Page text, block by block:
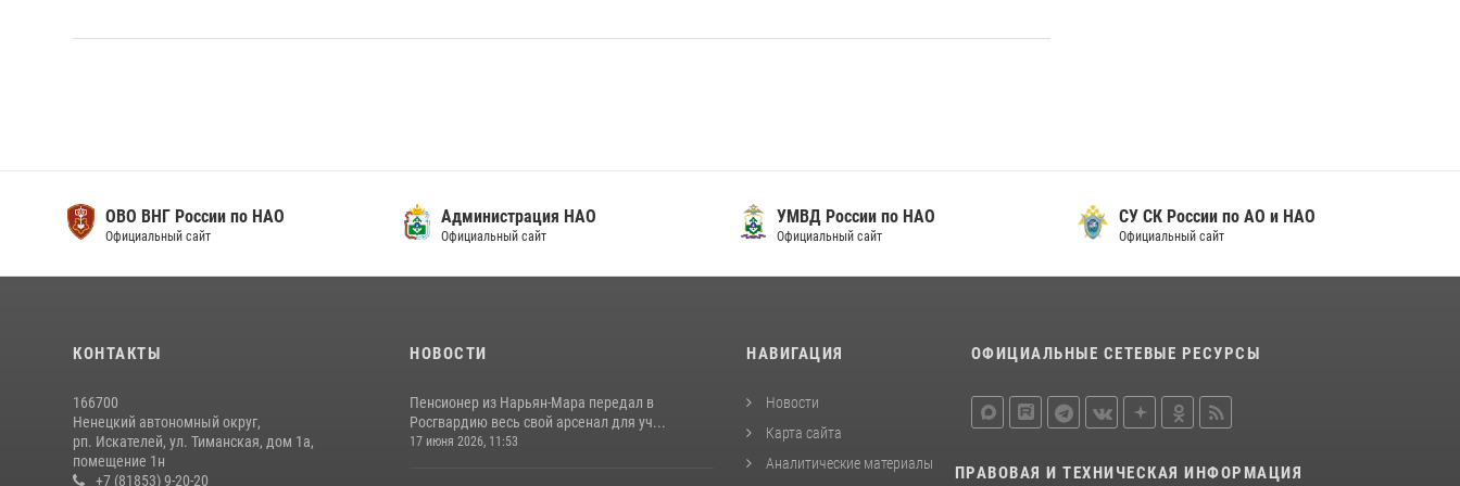
ОВО ВНГ России по НАО
Официальный сайт
Администрация НАО
Официальный сайт
УМВД России по НАО
Официальный сайт
СУ СК России по АО и НАО
Официальный сайт
КОНТАКТЫ
166700
Ненецкий автономный округ,
рп. Искателей, ул. Тиманская, дом 1а,
помещение 1н
+7 (81853) 9-20-20
НОВОСТИ
Пенсионер из Нарьян-Мара передал в
Росгвардию весь свой арсенал для уч...
17 июня 2026, 11:53
НАВИГАЦИЯ
Новости
Карта сайта
Аналитические материалы
ОФИЦИАЛЬНЫЕ СЕТЕВЫЕ РЕСУРСЫ
ПРАВОВАЯ И ТЕХНИЧЕСКАЯ ИНФОРМАЦИЯ